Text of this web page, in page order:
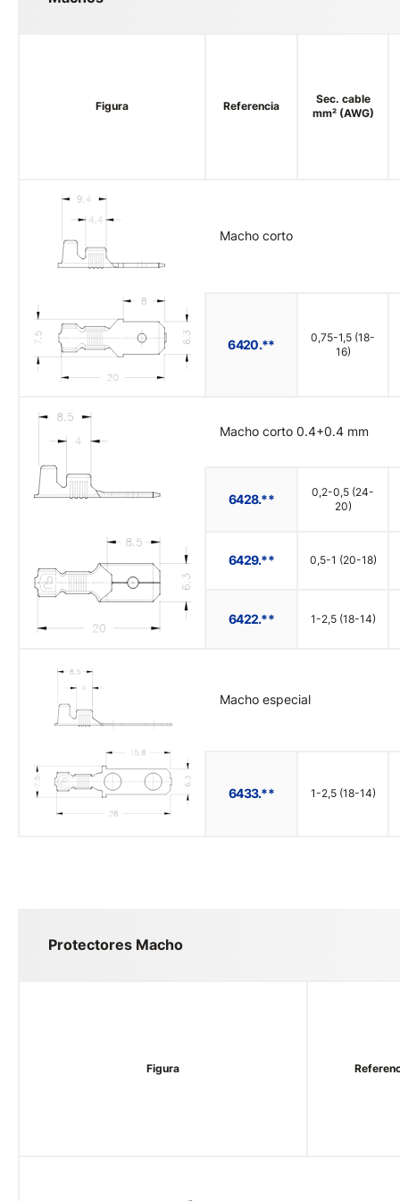
Figura Referencia
Sec. cable
mm² (AWG)
Macho corto
6420.**
0,75-1,5 (18-
16)
Macho corto 0.4+0.4 mm
6428.**
0,2-0,5 (24-
20)
6429.** 0,5-1 (20-18)
6422.** 1-2,5 (18-14)
Macho especial
6433.** 1-2,5 (18-14)
Protectores Macho
Figura